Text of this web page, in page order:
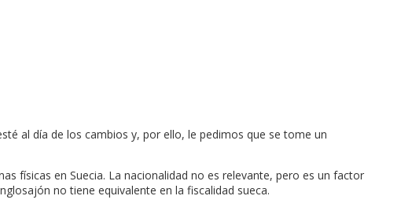
al día de los cambios y, por ello, le pedimos que se tome un
físicas en Suecia. La nacionalidad no es relevante, pero es un factor
no tiene equivalente en la fiscalidad sueca.